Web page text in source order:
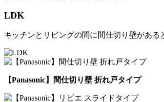
LDK
キッチンとリビングの間に間仕切り壁がある
【Panasonic】間仕切り壁 折れ戸タイプ